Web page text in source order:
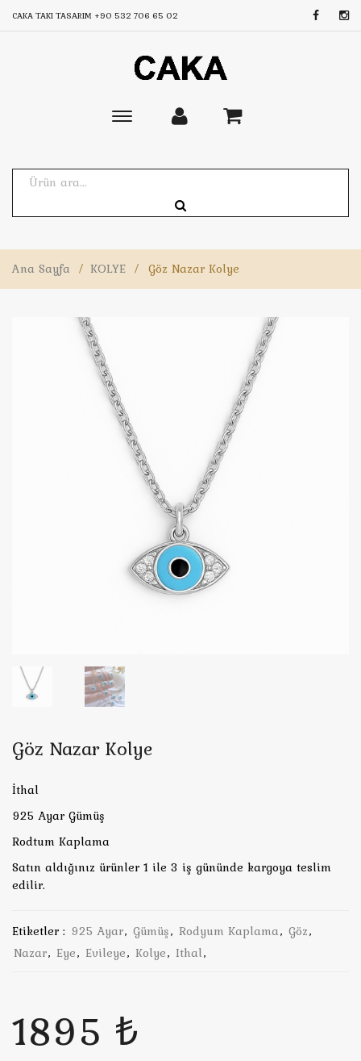
CAKA TAKI TASARIM +90 532 706 65 02
Toggle
Ana Sayfa / KOLYE / Göz Nazar Kolye
Göz Nazar Kolye
İthal
925 Ayar Gümüş
Rodtum Kaplama
Satın aldığınız ürünler 1 ile 3 iş gününde kargoya teslim
edilir.
Etiketler : 925 Ayar, Gümüş, Rodyum Kaplama, Göz,
Nazar, Eye, Evileye, Kolye, Ithal,
1895 ₺